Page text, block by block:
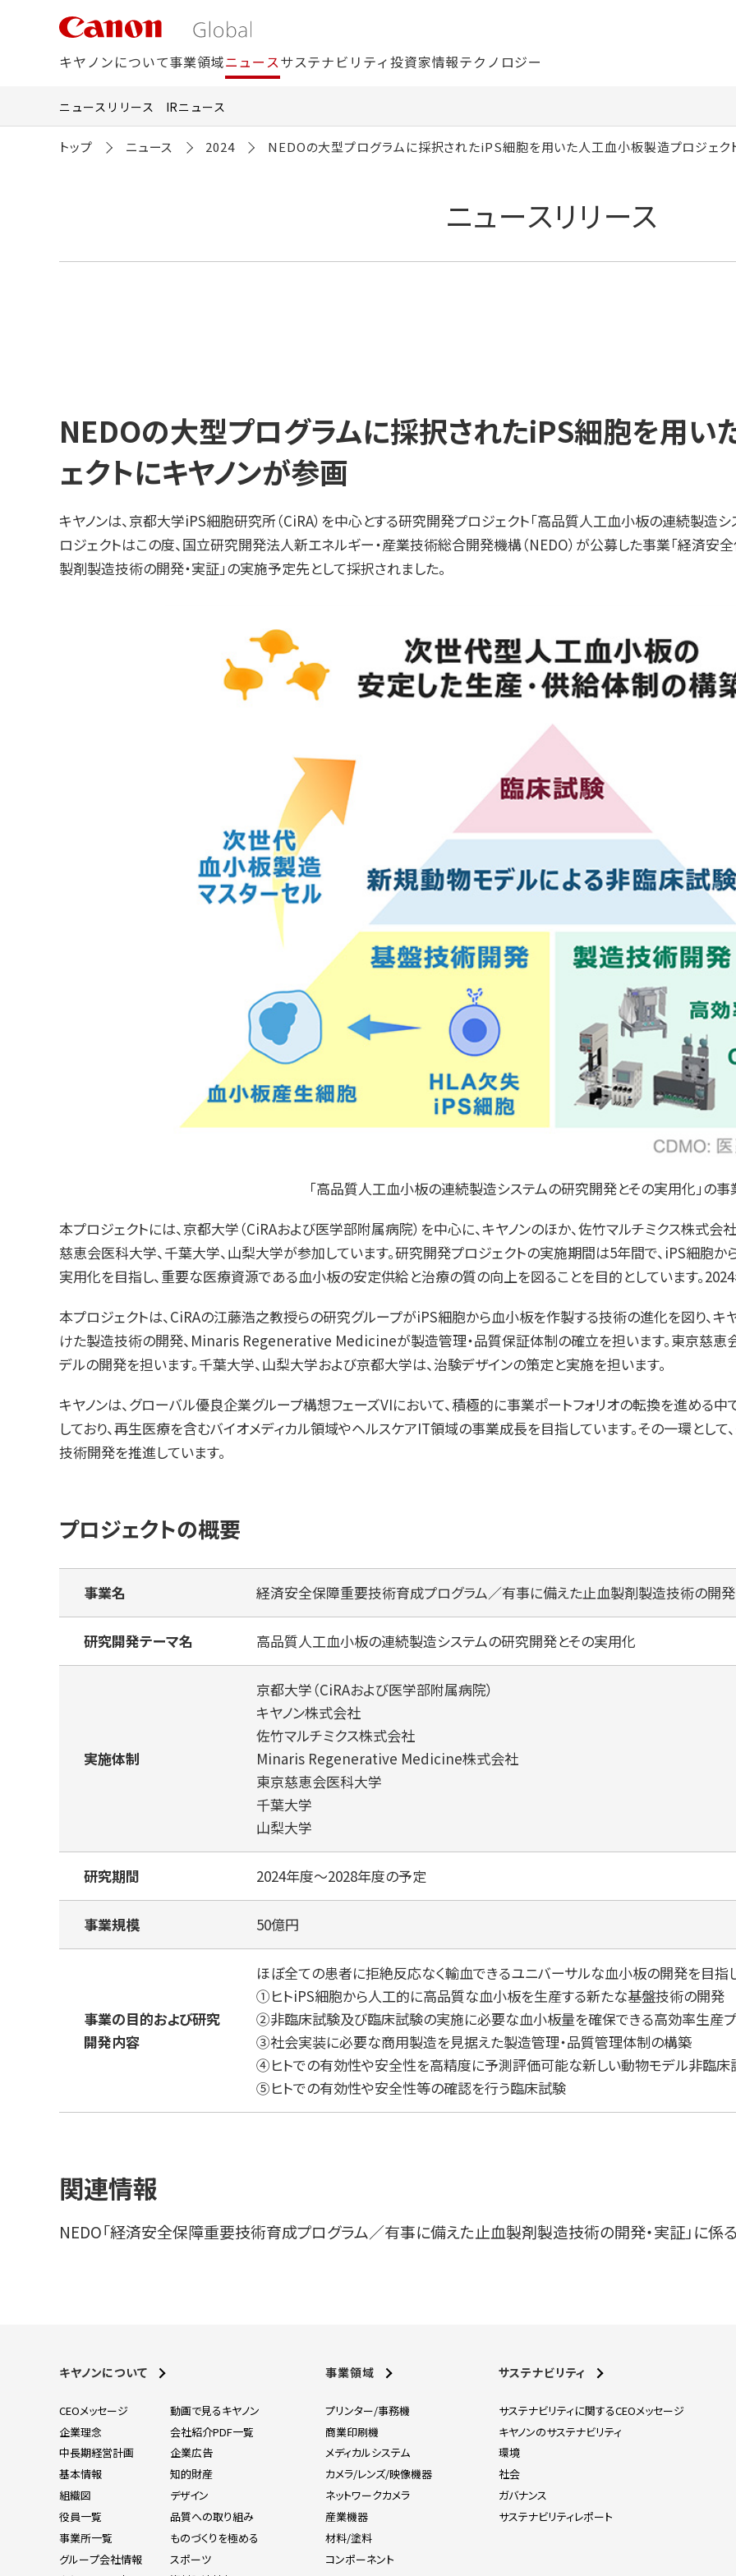
へ
キヤノンについて事業領域ニュースサステナビリティ投資家情報テクノロジー
ニュースリリース IRニュース
トップ ニュース 2024 NEDOの大型プログラムに採択されたiPS細胞を用いた人工血小板製造プロジェク
ニュースリリース
NEDOの大型プログラムに採択されたiPS細胞を用い
ェクトにキヤノンが参画
キヤノンは、京都大学iPS細胞研究所（CiRA）を中心とする研究開発プロジェクト「高品質人工血小板の連続製造
ロジェクトはこの度、国立研究開発法人新エネルギー・産業技術総合開発機構（NEDO）が公募した事業「経済
製剤製造技術の開発・実証」の実施予定先として採択されました。
「高品質人工血小板の連続製造システムの研究開発とその実用化」の事
本プロジェクトには、京都大学（CiRAおよび医学部附属病院）を中心に、キヤノンのほか、佐竹マルチミクス株
慈恵会医科大学、千葉大学、山梨大学が参加しています。研究開発プロジェクトの実施期間は5年間で、iPS細胞
実用化を目指し、重要な医療資源である血小板の安定供給と治療の質の向上を図ることを目的としています。
本プロジェクトは、CiRAの江藤浩之教授らの研究グループがiPS細胞から血小板を作製する技術の進化を図り、キ
けた製造技術の開発、Minaris Regenerative Medicineが製造管理・品質保証体制の確立を担います。東京慈恵
デルの開発を担います。千葉大学、山梨大学および京都大学は、治験デザインの策定と実施を担います。
キヤノンは、グローバル優良企業グループ構想フェーズVIにおいて、積極的に事業ポートフォリオの転換を進める
しており、再生医療を含むバイオメディカル領域やヘルスケアIT領域の事業成長を目指しています。その一環とし
技術開発を推進しています。
プロジェクトの概要
事業名 経済安全保障重要技術育成プログラム／有事に備えた止血製剤製造技術の開発
研究開発テーマ名 高品質人工血小板の連続製造システムの研究開発とその実用化
実施体制
京都大学（CiRAおよび医学部附属病院）
キヤノン株式会社
佐竹マルチミクス株式会社
Minaris Regenerative Medicine株式会社
東京慈恵会医科大学
千葉大学
山梨大学
研究期間 2024年度〜2028年度の予定
事業規模 50億円
事業の目的および研究
開発内容
ほぼ全ての患者に拒絶反応なく輸血できるユニバーサルな血小板の開発を目指
①ヒトiPS細胞から⼈⼯的に⾼品質な⾎⼩板を⽣産する新たな基盤技術の開発
②⾮臨床試験及び臨床試験の実施に必要な⾎⼩板量を確保できる⾼効率生産
③社会実装に必要な商用製造を見据えた製造管理・品質管理体制の構築
④ヒトでの有効性や安全性を高精度に予測評価可能な新しい動物モデル⾮臨
⑤ヒトでの有効性や安全性等の確認を⾏う臨床試験
関連情報
NEDO「経済安全保障重要技術育成プログラム／有事に備えた止血製剤製造技術の開発・実証」に係
キヤノンについて
CEOメッセージ
企業理念
中長期経営計画
基本情報
組織図
役員一覧
事業所一覧
グループ会社情報
動画で見るキヤノン
会社紹介PDF一覧
企業広告
知的財産
デザイン
品質への取り組み
ものづくりを極める
スポーツ
事業領域
プリンター/事務機
商業印刷機
メディカルシステム
カメラ/レンズ/映像機器
ネットワークカメラ
産業機器
材料/塗料
コンポーネント
サステナビリティ
サステナビリティに関するCEOメッセージ
キヤノンのサステナビリティ
環境
社会
ガバナンス
サステナビリティレポート